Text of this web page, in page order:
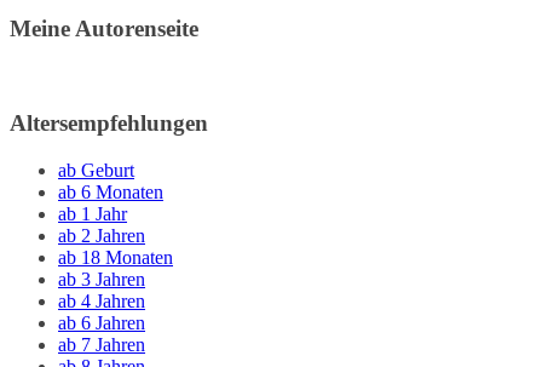
Meine Autorenseite
Altersempfehlungen
ab Geburt
ab 6 Monaten
ab 1 Jahr
ab 2 Jahren
ab 18 Monaten
ab 3 Jahren
ab 4 Jahren
ab 6 Jahren
ab 7 Jahren